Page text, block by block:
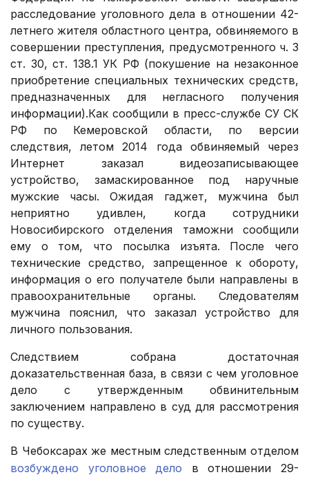
расследование уголовного дела в отношении 42-
летнего жителя областного центра, обвиняемого в
совершении преступления, предусмотренного ч. 3
ст. 30, ст. 138.1 УК РФ (покушение на незаконное
приобретение специальных технических средств,
предназначенных для негласного получения
информации).Как сообщили в пресс-службе СУ СК
РФ по Кемеровской области, по версии
следствия, летом 2014 года обвиняемый через
Интернет заказал видеозаписывающее
устройство, замаскированное под наручные
мужские часы. Ожидая гаджет, мужчина был
неприятно удивлен, когда сотрудники
Новосибирского отделения таможни сообщили
ему о том, что посылка изъята. После чего
технические средство, запрещенное к обороту,
информация о его получателе были направлены в
правоохранительные органы. Следователям
мужчина пояснил, что заказал устройство для
личного пользования.
Следствием собрана достаточная
доказательственная база, в связи с чем уголовное
дело с утвержденным обвинительным
заключением направлено в суд для рассмотрения
по существу.
В Чебоксарах же местным следственным отделом
возбуждено уголовное дело в отношении 29-